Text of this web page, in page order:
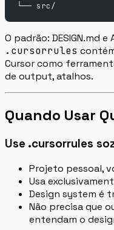
└── src/
O padrão: DESIGN.md e
.cursorrules
Cursor como
de output, atalhos.
Quando Usar
Use .cursorrules
Projeto pessoal,
Usa
Design system é
Não precisa que
entendam o